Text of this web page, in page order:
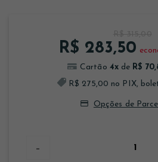
R$ 283,50
4x
R$
R$ 275,00 no PIX,
Opções de
-